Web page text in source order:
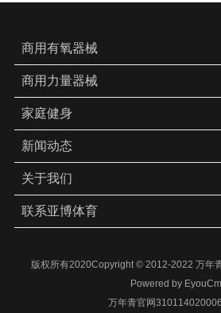
商用有氧器械
商用力量器械
家庭健身
新闻动态
关于我们
联系亚博体育
版权所有2020Copyright © 2012-2022 万年
Powered by
万年青官网